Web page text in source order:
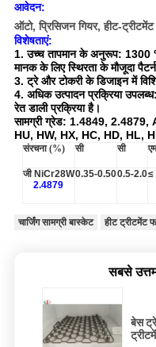
आवेदन:
ऑटो, प्रिसिजन गियर, हीट-ट्रीटमेंट
विशेषताएं:
1. उच्च तापमान के अनुरूप:
मानक के लिए स्थिरता के मौजूदा
3. ट्रे और टोकरी के डिजाइन में
4. अधिक उत्पादन प्रक्रिया
रेत डाली प्रक्रिया है।
सामग्री ग्रेड: 1.4849,
HU, HW, HX, HC, HD, HL,
संरचना (%) सी सी एम
जी NiCr28W
2.4879
0.35-0.500.5-2.0≤
चार्जिंग सामग्री बास्केट हीट ट्रीटमेंट
सबसे
बेस